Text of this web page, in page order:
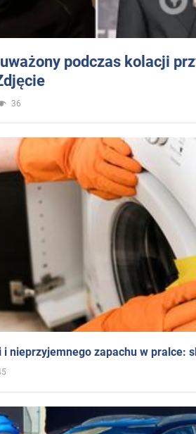
podczas kolacji
36
nieprzyjemnego zapachu w pralce: